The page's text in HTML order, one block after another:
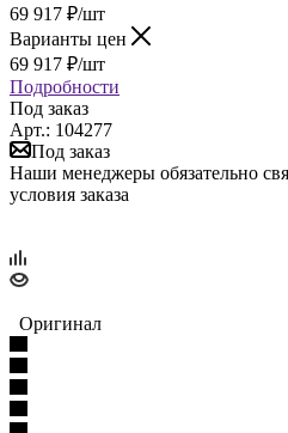
69 917 ₽/шт
Варианты цен
69 917 ₽/шт
Подробности
Под заказ
Арт.: 104277
Под заказ
Наши менеджеры обязательно
условия заказа
Оригинал